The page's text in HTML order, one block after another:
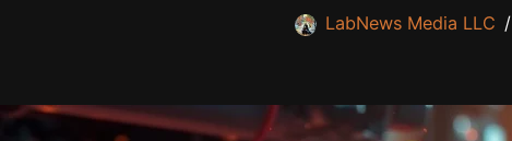
LabNews Media LLC